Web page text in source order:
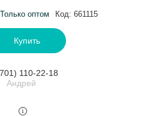
Только оптом Код: 661115
Купить
110-22-18
Андрей